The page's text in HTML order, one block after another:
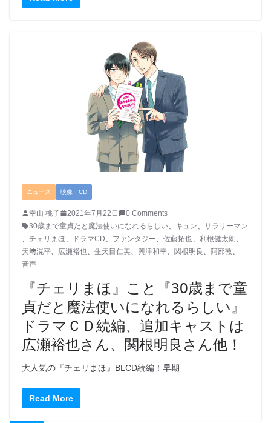
ニュース 映像・CD
幸山 桃子 2021年7月22日
0 Comments
30歳まで童貞だと魔法使いになれるらしい、 キュン、 サラリーマン
、 チェリまほ、 ドラマCD、 ファンタジー、 佐藤拓也、 利根健太朗 、
天﨑滉平、 広瀬裕也、 生天目仁美、 興津和幸、 関根明良 、 阿部敦、
音声
『チェリまほ』こと『30歳まで童
貞だと魔法使いになれるらしい』
ドラマＣＤ続編、追加キャストは
広瀬裕也さん、関根明良さん他！
大人気の『チェリまほ』BLCD続編！早期
Read More